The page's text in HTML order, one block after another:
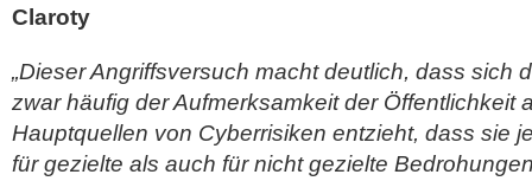
Claroty
„Dieser Angriffsversuch macht deutlich, dass sich
zwar häufig der Aufmerksamkeit der Öffentlichkeit
Hauptquellen von Cyberrisiken entzieht, dass sie
für gezielte als auch für nicht gezielte